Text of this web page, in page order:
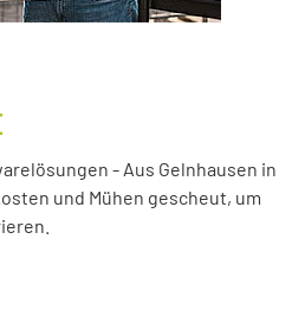
- Aus Gelnhausen in
und Mühen gescheut, um